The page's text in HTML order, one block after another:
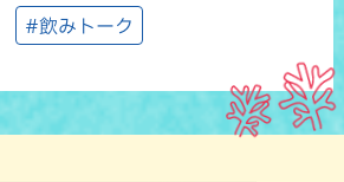
#飲みトーク